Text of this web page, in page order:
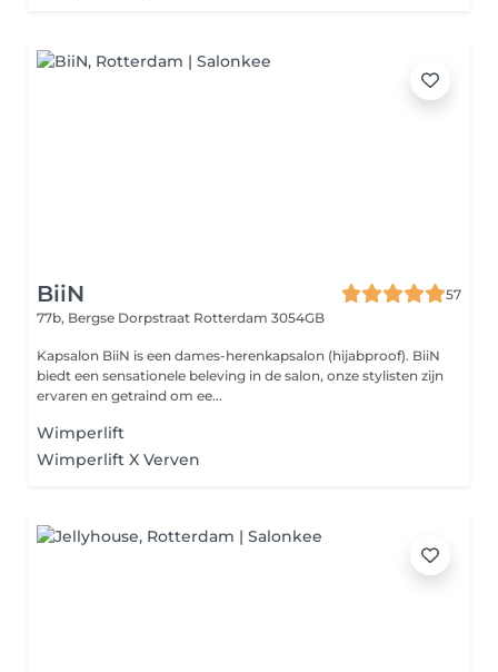
BiiN
57
77b, Bergse Dorpstraat Rotterdam 3054GB
Kapsalon BiiN is een dames-herenkapsalon (hijabproof). BiiN
biedt een sensationele beleving in de salon, onze stylisten zijn
ervaren en getraind om ee...
Wimperlift
Wimperlift X Verven